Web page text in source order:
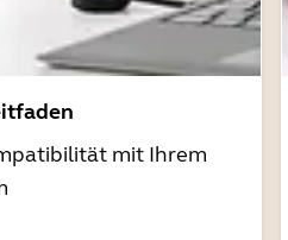
mit Ihrem